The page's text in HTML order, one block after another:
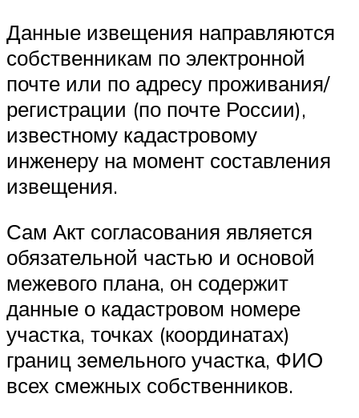
Данные извещения направляются
собственникам по электронной
почте или по адресу проживания/
регистрации (по почте России),
известному кадастровому
инженеру на момент составления
извещения.
Сам Акт согласования является
обязательной частью и основой
межевого плана, он содержит
данные о кадастровом номере
участка, точках (координатах)
границ земельного участка, ФИО
всех смежных собственников.